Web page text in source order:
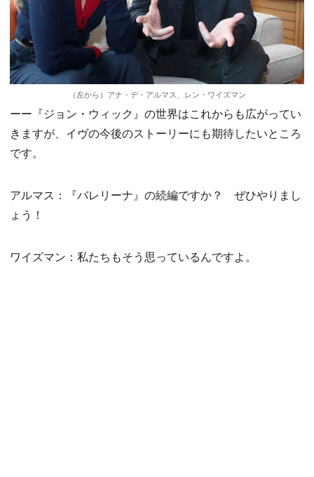
（左から）アナ・デ・アルマス、レン・ワイズマン
ーー『ジョン・ウィック』の世界はこれからも広がってい
きますが、イヴの今後のストーリーにも期待したいところ
です。
アルマス：『バレリーナ』の続編ですか？ ぜひやりまし
ょう！
ワイズマン：私たちもそう思っているんですよ。